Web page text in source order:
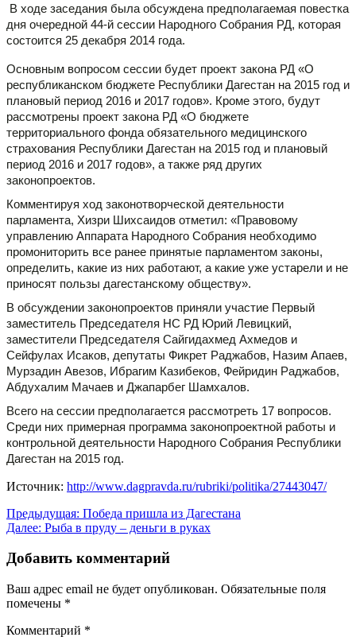
В ходе заседания была обсуждена предполагаемая повестка
дня очередной 44-й сессии Народного Собрания РД, которая
состоится 25 декабря 2014 года.
Основным вопросом сессии будет проект закона РД «О
республиканском бюджете Республики Дагестан на 2015 год и
плановый период 2016 и 2017 годов». Кроме этого, будут
рассмотрены проект закона РД «О бюджете
территориального фонда обязательного медицинского
страхования Республики Дагестан на 2015 год и плановый
период 2016 и 2017 годов», а также ряд других
законопроектов.
Комментируя ход законотворческой деятельности
парламента, Хизри Шихсаидов отметил: «Правовому
управлению Аппарата Народного Собрания необходимо
промониторить все ранее принятые парламентом законы,
определить, какие из них работают, а какие уже устарели и не
приносят пользы дагестанскому обществу».
В обсуждении законопроектов приняли участие Первый
заместитель Председателя НС РД Юрий Левицкий,
заместители Председателя Сайгидахмед Ахмедов и
Сейфулах Исаков, депутаты Фикрет Раджабов, Назим Апаев,
Мурзадин Авезов, Ибрагим Казибеков, Фейридин Раджабов,
Абдухалим Мачаев и Джапарбег Шамхалов.
Всего на сессии предполагается рассмотреть 17 вопросов.
Среди них примерная программа законопроектной работы и
контрольной деятельности Народного Собрания Республики
Дагестан на 2015 год.
Источник: http://www.dagpravda.ru/rubriki/politika/27443047/
Навигация
по
записям
Предыдущая: Победа пришла из Дагестана
Далее: Рыба в пруду – деньги в руках
Добавить комментарий
Ваш адрес email не будет опубликован. Обязательные поля
помечены *
Комментарий *